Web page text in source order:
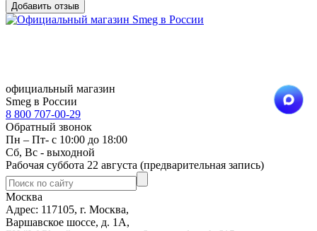
официальный магазин
Smeg в России
8 800 707-00-29
Обратный звонок
Пн – Пт- с 10:00 до 18:00
Сб, Вс - выходной
Рабочая суббота 22 августа (предварительная запись)
Москва
Адрес: 117105, г. Москва,
Варшавское шоссе, д. 1А,